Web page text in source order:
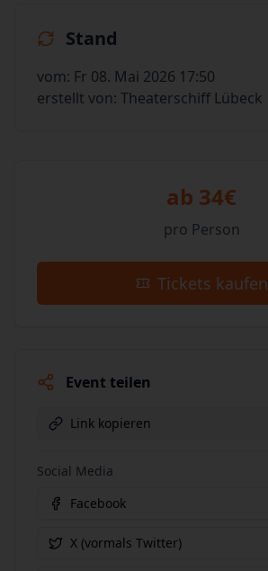
Stand
vom: Fr 08. Mai 2026 17:50
erstellt von: Theaterschiff Lübeck
ab 34€
pro Person
Tickets kaufen
Event teilen
Link kopieren
Social Media
Facebook
X (vormals Twitter)